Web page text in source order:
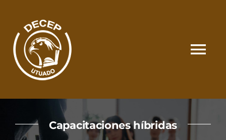
content
SOMOS
CATÁLOGOCapacitaciones híbridas